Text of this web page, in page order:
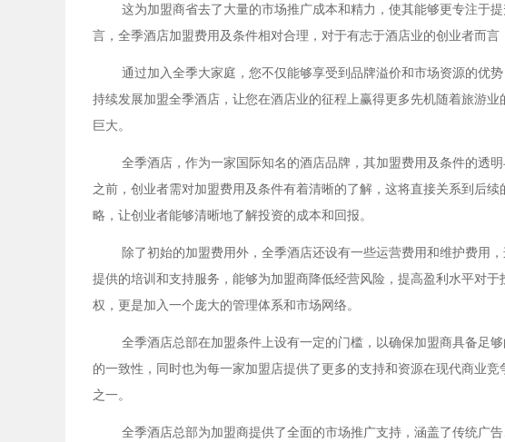
这为加盟商省去了大量的市场推广成本和精力，使其能够更专注于
言，全季酒店加盟费用及条件相对合理，对于有志于酒店业的创业者而言
通过加入全季大家庭，您不仅能够享受到品牌溢价和市场资源的优
持续发展加盟全季酒店，让您在酒店业的征程上赢得更多先机随着旅游
巨大。
全季酒店，作为一家国际知名的酒店品牌，其加盟费用及条件的透
之前，创业者需对加盟费用及条件有着清晰的了解，这将直接关系到后
略，让创业者能够清晰地了解投资的成本和回报。
除了初始的加盟费用外，全季酒店还设有一些运营费用和维护费用
提供的培训和支持服务，能够为加盟商降低经营风险，提高盈利水平对
权，更是加入一个庞大的管理体系和市场网络。
全季酒店总部在加盟条件上设有一定的门槛，以确保加盟商具备足
的一致性，同时也为每一家加盟店提供了更多的支持和资源在现代商业
之一。
全季酒店总部为加盟商提供了全面的市场推广支持，涵盖了传统广